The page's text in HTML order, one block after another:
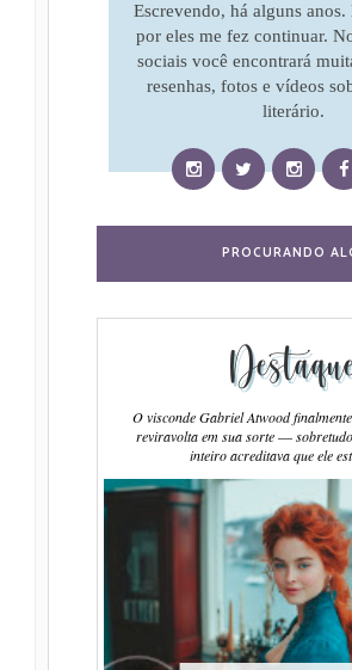
Escrevendo, há alguns
por eles me fez continuar.
sociais você encontrará
resenhas, fotos e vídeos
literário.
O visconde Gabriel Atwood
reviravolta em sua sorte ―
inteiro acreditava que ele